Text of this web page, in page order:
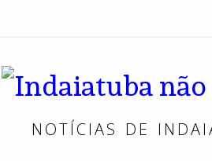
NOTÍCIAS DE